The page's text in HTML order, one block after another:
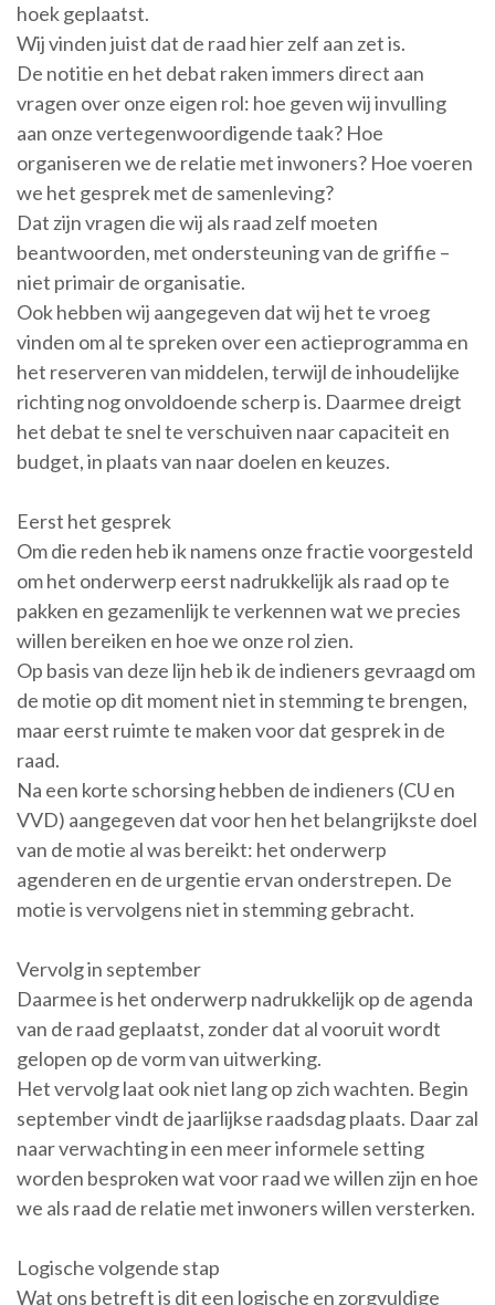
hoek geplaatst.
Wij vinden juist dat de raad hier zelf aan zet is.
De notitie en het debat raken immers direct aan
vragen over onze eigen rol: hoe geven wij invulling
aan onze vertegenwoordigende taak? Hoe
organiseren we de relatie met inwoners? Hoe voeren
we het gesprek met de samenleving?
Dat zijn vragen die wij als raad zelf moeten
beantwoorden, met ondersteuning van de griffie –
niet primair de organisatie.
Ook hebben wij aangegeven dat wij het te vroeg
vinden om al te spreken over een actieprogramma en
het reserveren van middelen, terwijl de inhoudelijke
richting nog onvoldoende scherp is. Daarmee dreigt
het debat te snel te verschuiven naar capaciteit en
budget, in plaats van naar doelen en keuzes.
Eerst het gesprek
Om die reden heb ik namens onze fractie voorgesteld
om het onderwerp eerst nadrukkelijk als raad op te
pakken en gezamenlijk te verkennen wat we precies
willen bereiken en hoe we onze rol zien.
Op basis van deze lijn heb ik de indieners gevraagd om
de motie op dit moment niet in stemming te brengen,
maar eerst ruimte te maken voor dat gesprek in de
raad.
Na een korte schorsing hebben de indieners (CU en
VVD) aangegeven dat voor hen het belangrijkste doel
van de motie al was bereikt: het onderwerp
agenderen en de urgentie ervan onderstrepen. De
motie is vervolgens niet in stemming gebracht.
Vervolg in september
Daarmee is het onderwerp nadrukkelijk op de agenda
van de raad geplaatst, zonder dat al vooruit wordt
gelopen op de vorm van uitwerking.
Het vervolg laat ook niet lang op zich wachten. Begin
september vindt de jaarlijkse raadsdag plaats. Daar zal
naar verwachting in een meer informele setting
worden besproken wat voor raad we willen zijn en hoe
we als raad de relatie met inwoners willen versterken.
Logische volgende stap
Wat ons betreft is dit een logische en zorgvuldige